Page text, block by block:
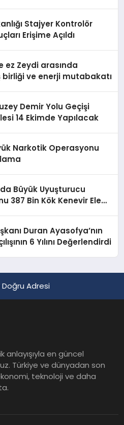
Stajyer Kontrolör
Erişime Açıldı
ez Zeydi arasında
ve enerji mutabakatı
Demir Yolu Geçişi
14 Ekimde Yapılacak
Narkotik Operasyonu
Büyük Uyuşturucu
387 Bin Kök Kenevir Ele
Duran Ayasofya’nın
6 Yılını Değerlendirdi
Adresi
anlayışıyla en güncel
Türkiye ve dünyadan son
teknoloji ve daha